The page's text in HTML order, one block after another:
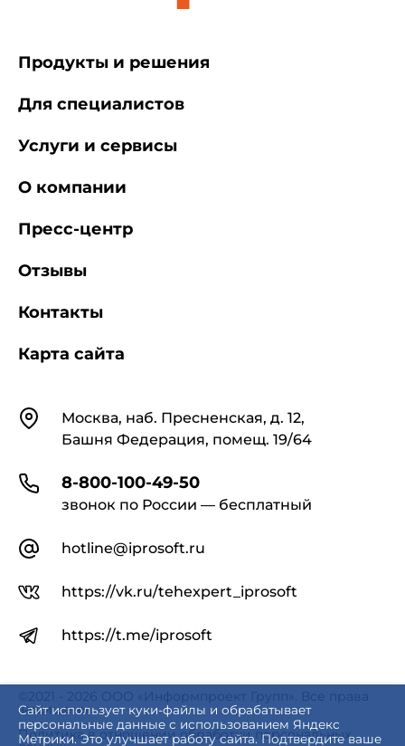
Сайт использует куки-файлы и обрабатывает
персональные данные с использованием Яндекс
Метрики. Это улучшает работу сайта. Подтвердите ваше
КонтактыМосква, наб. Пресненская, д. 12,
Башня Федерация, помещ. 19/64
8-800-100-49-50
звонок по России — бесплатный
hotline@iprosoft.ru
https://vk.ru/tehexpert_iprosoft
https://t.me/iprosoft
Продукты и решения
Для специалистов
Услуги и сервисы
О компании
Пресс-центр
Отзывы
Контакты
Карта сайта
©2021 - 2026 ООО «Информпроект Групп». Все права
защищены.
Политика в отношении обработки персональных